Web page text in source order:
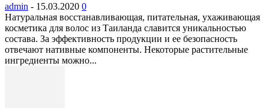
admin - 15.03.2020 0
Натуральная восстанавливающая, питательная, ухаживающая
косметика для волос из Таиланда славится уникальностью
состава. За эффективность продукции и ее безопасность
отвечают нативные компоненты. Некоторые растительные
ингредиенты можно...